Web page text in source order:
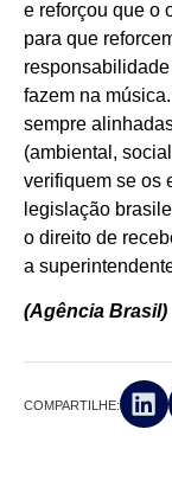
e reforçou que o
para que
fazem na
sempre
(ambiental,
verifiquem se os
legislação
o direito de
a
(Agência Brasil)
COMPARTILHE: